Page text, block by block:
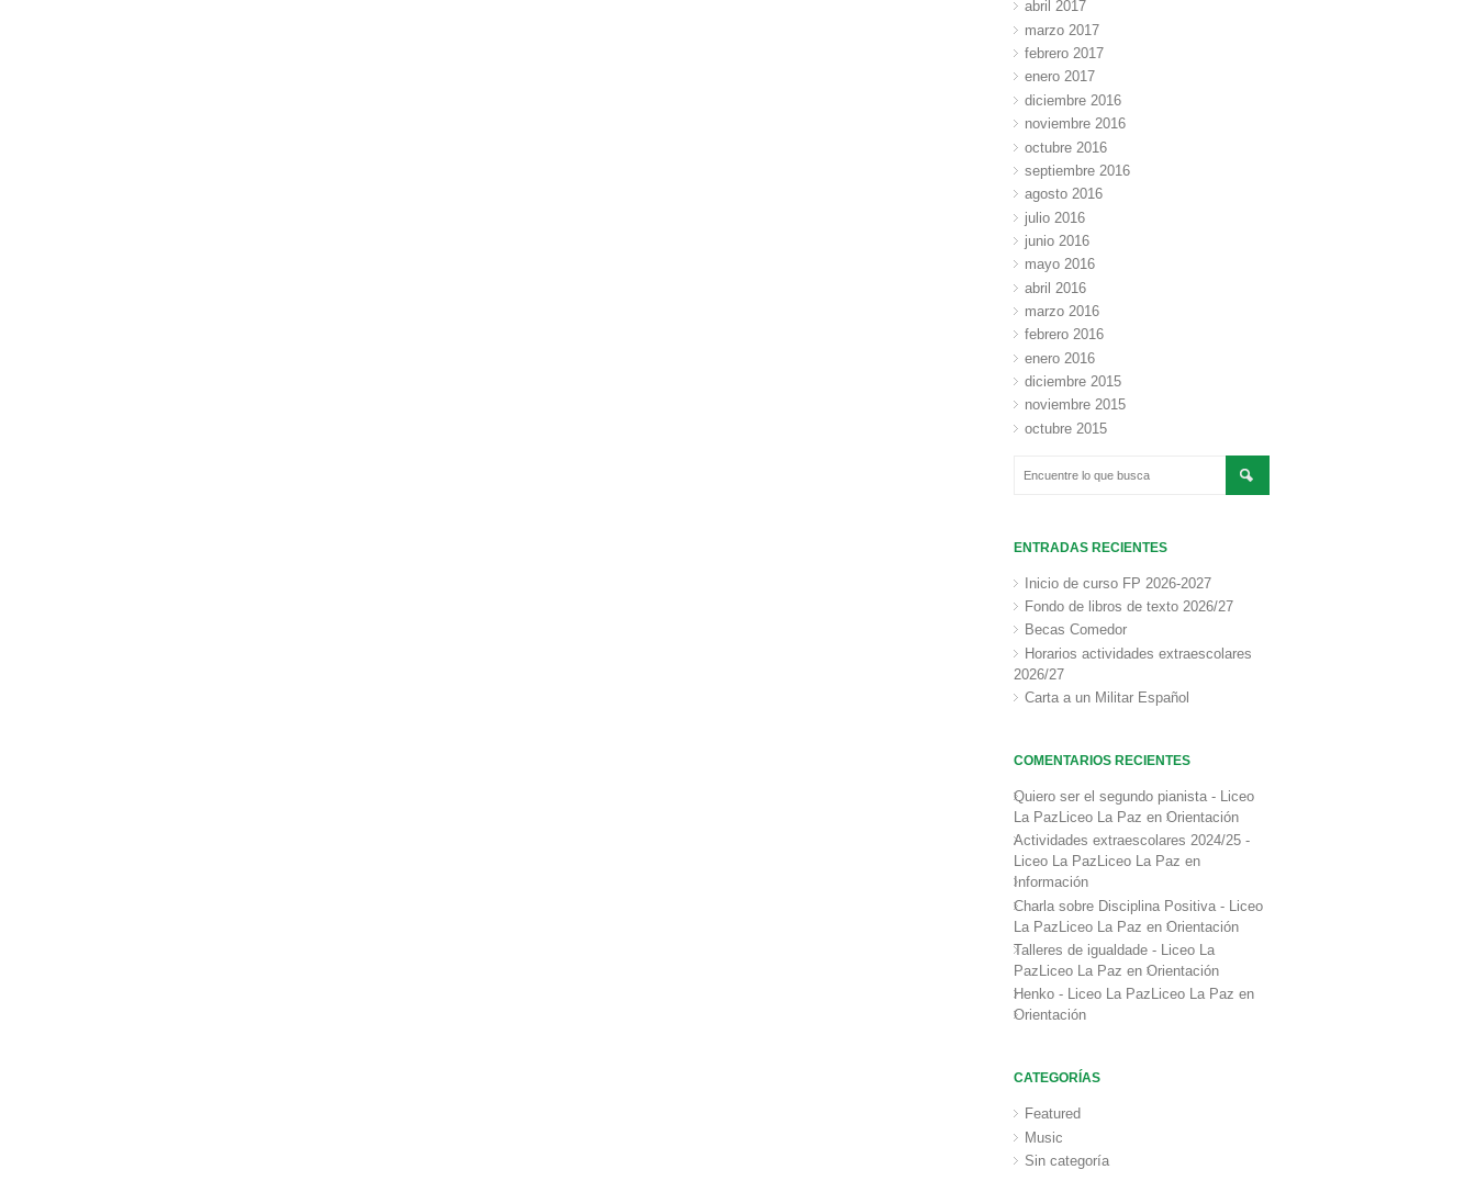
abril 2017
marzo 2017
febrero 2017
enero 2017
diciembre 2016
noviembre 2016
octubre 2016
septiembre 2016
agosto 2016
julio 2016
junio 2016
mayo 2016
abril 2016
marzo 2016
febrero 2016
enero 2016
diciembre 2015
noviembre 2015
octubre 2015
ENTRADAS RECIENTES
Inicio de curso FP 2026-2027
Fondo de libros de texto 2026/27
Becas Comedor
Horarios actividades extraescolares
2026/27
Carta a un Militar Español
COMENTARIOS RECIENTES
Quiero ser el segundo pianista - Liceo
La PazLiceo La Paz en Orientación
Actividades extraescolares 2024/25 -
Liceo La PazLiceo La Paz en
Información
Charla sobre Disciplina Positiva - Liceo
La PazLiceo La Paz en Orientación
Talleres de igualdade - Liceo La
PazLiceo La Paz en Orientación
Henko - Liceo La PazLiceo La Paz en
Orientación
CATEGORÍAS
Featured
Music
Sin categoría